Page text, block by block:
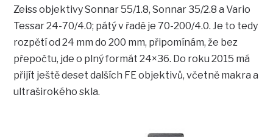
Zeiss objektivy Sonnar 55/1.8, Sonnar 35/2.8 a Vario
Tessar 24-70/4.0; pátý v řadě je 70-200/4.0. Je to tedy
rozpětí od 24 mm do 200 mm, připomínám, že bez
přepočtu, jde o plný formát 24×36. Do roku 2015 má
přijít ještě deset dalších FE objektivů, včetně makra a
ultraširokého skla.